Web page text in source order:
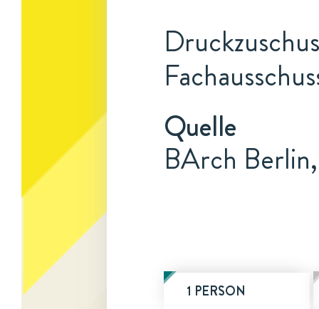
Quelle
BArch
1 PERSON